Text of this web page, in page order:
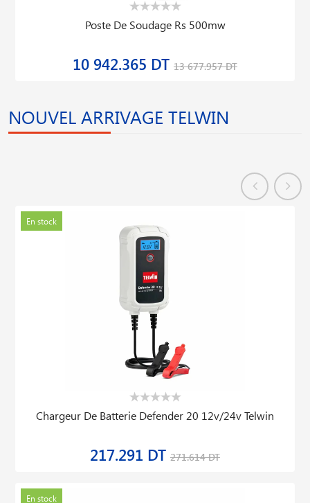
Poste De Soudage Rs 500mw
10 942.365 DT 13 677.957 DT
NOUVEL ARRIVAGE TELWIN
En stock
Chargeur De Batterie Defender 20 12v/24v Telwin
217.291 DT 271.614 DT
En stock